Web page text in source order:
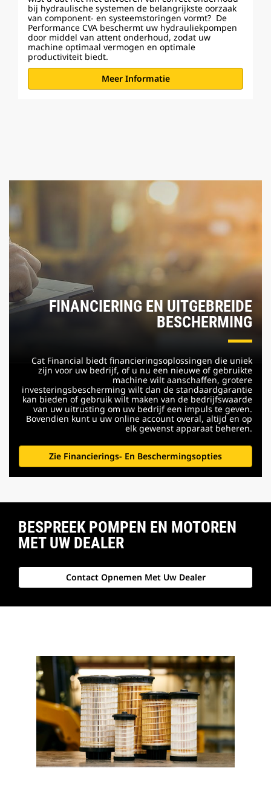
bij hydraulische systemen de belangrijkste oorzaak
van component- en systeemstoringen vormt? De
Performance CVA beschermt uw hydrauliekpompen
door middel van attent onderhoud, zodat uw
machine optimaal vermogen en optimale
productiviteit biedt.
Meer Informatie
FINANCIERING EN UITGEBREIDE
BESCHERMING
Cat Financial biedt financieringsoplossingen die uniek
zijn voor uw bedrijf, of u nu een nieuwe of gebruikte
machine wilt aanschaffen, grotere
investeringsbescherming wilt dan de standaardgarantie
kan bieden of gebruik wilt maken van de bedrijfswaarde
van uw uitrusting om uw bedrijf een impuls te geven.
Bovendien kunt u uw online account overal, altijd en op
elk gewenst apparaat beheren.
Zie Financierings- En Beschermingsopties
BESPREEK POMPEN EN MOTOREN
MET UW DEALER
Contact Opnemen Met Uw Dealer